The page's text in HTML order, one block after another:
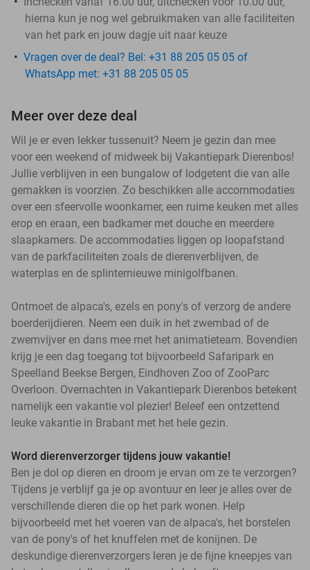
hierna kun je nog wel gebruikmaken van alle faciliteiten
van het park en jouw dagje uit naar keuze
Vragen over de deal? Bel: +31 88 205 05 05 of
WhatsApp met: +31 88 205 05 05
Meer over deze deal
Wil je er even lekker tussenuit? Neem je gezin dan mee
voor een weekend of midweek bij Vakantiepark Dierenbos!
Jullie verblijven in een bungalow of lodgetent die van alle
gemakken is voorzien. Zo beschikken alle accommodaties
over een sfeervolle woonkamer, een ruime keuken met alles
erop en eraan, een badkamer met douche en meerdere
slaapkamers. De accommodaties liggen op loopafstand
van de parkfaciliteiten zoals de dierenverblijven, de
waterplas en de splinternieuwe minigolfbanen.
Ontmoet de alpaca's, ezels en pony's of verzorg de andere
boerderijdieren. Neem een duik in het zwembad of de
zwemvijver en dans mee met het animatieteam. Bovendien
krijg je een dag toegang tot bijvoorbeeld Safaripark en
Speelland Beekse Bergen, Eindhoven Zoo of ZooParc
Overloon. Overnachten in Vakantiepark Dierenbos betekent
namelijk een vakantie vol plezier! Beleef een ontzettend
leuke vakantie in Brabant met het hele gezin.
Word dierenverzorger tijdens jouw vakantie!
Ben je dol op dieren en droom je ervan om ze te verzorgen?
Tijdens je verblijf ga je op avontuur en leer je alles over de
verschillende dieren die op het park wonen. Help
bijvoorbeeld met het voeren van de alpaca's, het borstelen
van de pony's of het knuffelen met de konijnen. De
deskundige dierenverzorgers leren je de fijne kneepjes van